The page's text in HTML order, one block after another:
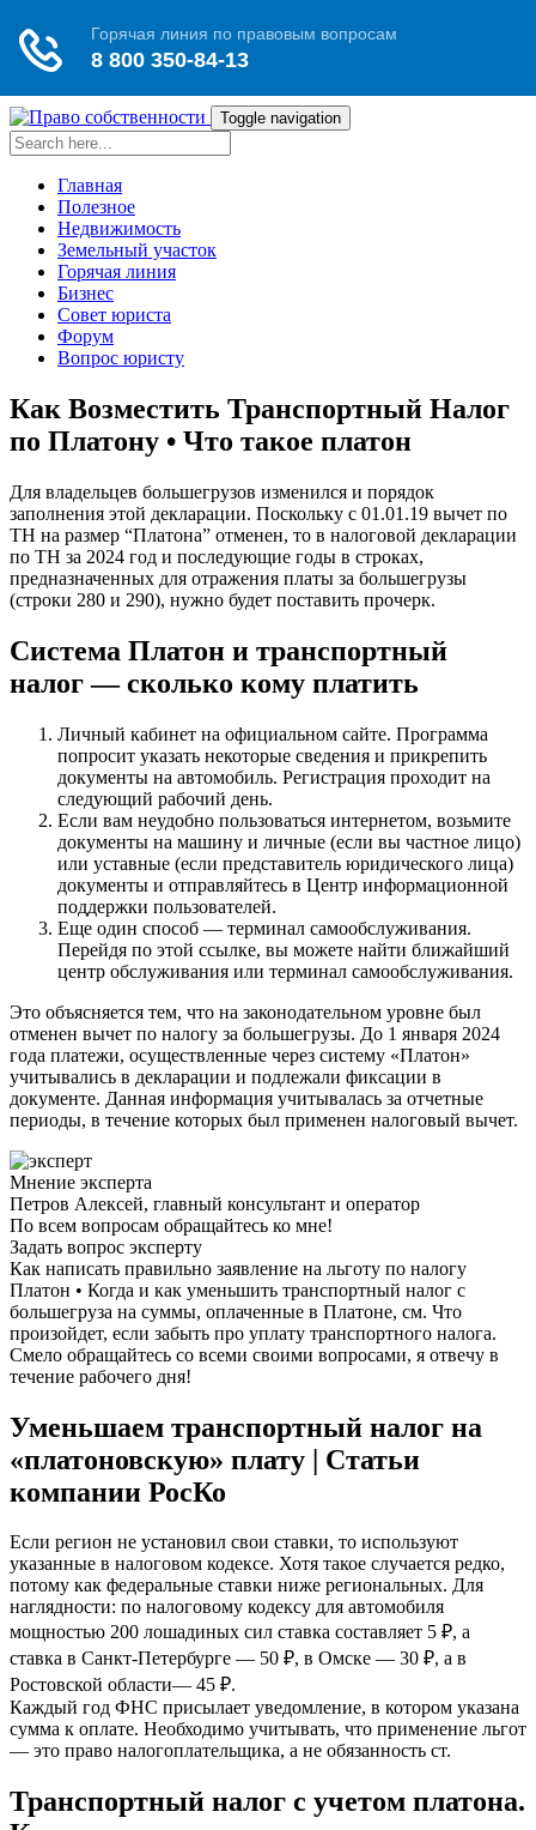
Toggle navigation
Главная
Полезное
Недвижимость
Земельный участок
Горячая линия
Бизнес
Совет юриста
Форум
Вопрос юристу
Как Возместить Транспортный Налог
по Платону • Что такое платон
Для владельцев большегрузов изменился и порядок
заполнения этой декларации. Поскольку с 01.01.19 вычет по
ТН на размер “Платона” отменен, то в налоговой декларации
по ТН за 2024 год и последующие годы в строках,
предназначенных для отражения платы за большегрузы
(строки 280 и 290), нужно будет поставить прочерк.
Система Платон и транспортный
налог — сколько кому платить
Личный кабинет на официальном сайте. Программа
попросит указать некоторые сведения и прикрепить
документы на автомобиль. Регистрация проходит на
следующий рабочий день.
Если вам неудобно пользоваться интернетом, возьмите
документы на машину и личные (если вы частное лицо)
или уставные (если представитель юридического лица)
документы и отправляйтесь в Центр информационной
поддержки пользователей.
Еще один способ — терминал самообслуживания.
Перейдя по этой ссылке, вы можете найти ближайший
центр обслуживания или терминал самообслуживания.
Это объясняется тем, что на законодательном уровне был
отменен вычет по налогу за большегрузы. До 1 января 2024
года платежи, осуществленные через систему «Платон»
учитывались в декларации и подлежали фиксации в
документе. Данная информация учитывалась за отчетные
периоды, в течение которых был применен налоговый вычет.
Мнение эксперта
Петров Алексей, главный консультант и оператор
По всем вопросам обращайтесь ко мне!
Задать вопрос эксперту
Как написать правильно заявление на льготу по налогу
Платон • Когда и как уменьшить транспортный налог с
большегруза на суммы, оплаченные в Платоне, см. Что
произойдет, если забыть про уплату транспортного налога.
Смело обращайтесь со всеми своими вопросами, я отвечу в
течение рабочего дня!
Уменьшаем транспортный налог на
«платоновскую» плату | Статьи
компании РосКо
Если регион не установил свои ставки, то используют
указанные в налоговом кодексе. Хотя такое случается редко,
потому как федеральные ставки ниже региональных. Для
наглядности: по налоговому кодексу для автомобиля
мощностью 200 лошадиных сил ставка составляет 5 ₽, а
ставка в Санкт-Петербурге — 50 ₽, в Омске — 30 ₽, а в
Ростовской области— 45 ₽.
Каждый год ФНС присылает уведомление, в котором указана
сумма к оплате. Необходимо учитывать, что применение льгот
— это право налогоплательщика, а не обязанность ст.
Транспортный налог с учетом платона.